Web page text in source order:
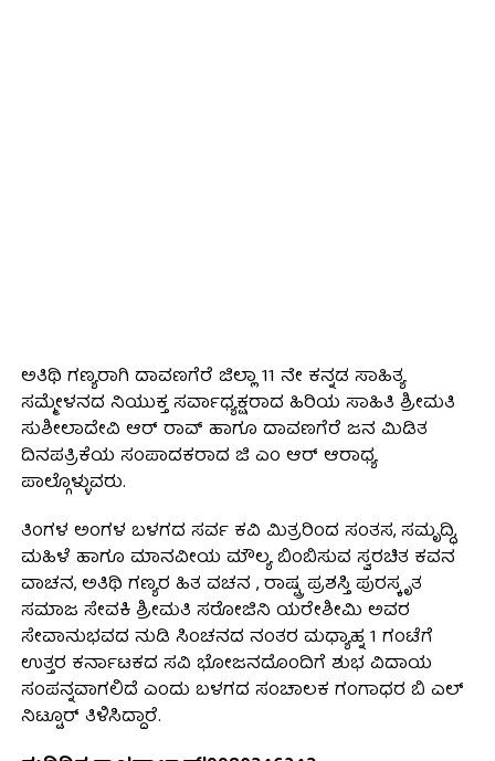
ಅತಿಥಿ ಗಣ್ಯರಾಗಿ ದಾವಣಗೆರೆ ಜಿಲ್ಲಾ 11 ನೇ ಕನ್ನಡ ಸಾಹಿತ್ಯ
ಸಮ್ಮೇಳನದ ನಿಯುಕ್ತ ಸರ್ವಾಧ್ಯಕ್ಷರಾದ ಹಿರಿಯ ಸಾಹಿತಿ ಶ್ರೀಮತಿ
ಸುಶೀಲಾದೇವಿ ಆರ್ ರಾವ್ ಹಾಗೂ ದಾವಣಗೆರೆ ಜನ ಮಿಡಿತ
ದಿನಪತ್ರಿಕೆಯ ಸಂಪಾದಕರಾದ ಜಿ ಎಂ ಆರ್ ಆರಾಧ್ಯ
ಪಾಲ್ಗೊಳ್ಳುವರು.
ತಿಂಗಳ ಅಂಗಳ ಬಳಗದ ಸರ್ವ ಕವಿ ಮಿತ್ರರಿಂದ ಸಂತಸ, ಸಮೃದ್ಧಿ,
ಮಹಿಳೆ ಹಾಗೂ ಮಾನವೀಯ ಮೌಲ್ಯ ಬಿಂಬಿಸುವ ಸ್ವರಚಿತ ಕವನ
ವಾಚನ, ಅತಿಥಿ ಗಣ್ಯರ ಹಿತ ವಚನ , ರಾಷ್ಟ್ರ ಪ್ರಶಸ್ತಿ ಪುರಸ್ಕೃತ
ಸಮಾಜ ಸೇವಕಿ ಶ್ರೀಮತಿ ಸರೋಜಿನಿ ಯರೇಶೀಮಿ ಅವರ
ಸೇವಾನುಭವದ ನುಡಿ ಸಿಂಚನದ ನಂತರ ಮಧ್ಯಾಹ್ನ 1 ಗಂಟೆಗೆ
ಉತ್ತರ ಕರ್ನಾಟಕದ ಸವಿ ಭೋಜನದೊಂದಿಗೆ ಶುಭ ವಿದಾಯ
ಸಂಪನ್ನವಾಗಲಿದೆ ಎಂದು ಬಳಗದ ಸಂಚಾಲಕ ಗಂಗಾಧರ ಬಿ ಎಲ್
ನಿಟ್ಟೂರ್ ತಿಳಿಸಿದ್ದಾರೆ.